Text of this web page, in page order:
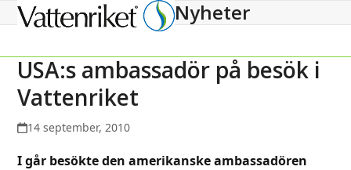
Open
menu
Close
menu
Nyheter
USA:s ambassadör på besök i
Vattenriket
14 september, 2010
I går besökte den amerikanske ambassadören